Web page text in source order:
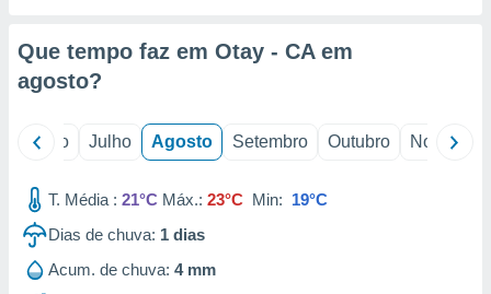
através
estudos
de
Que tempo faz em Otay - CA em
agosto?
Junho Julho Agosto Setembro Outubro Novembro
T. Média : 21°C Máx.: 23°C Min: 19°C
Dias de chuva: 1 dias
Acum. de chuva: 4 mm